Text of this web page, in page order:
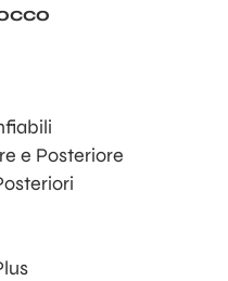
e Posteriore